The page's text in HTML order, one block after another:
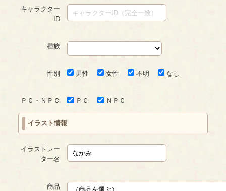
キャラクター
ID
種族
性別 男性 女性 不明 なし
ＰＣ・ＮＰＣ ＰＣ ＮＰＣ
イラスト情報
イラストレー
ター名
商品